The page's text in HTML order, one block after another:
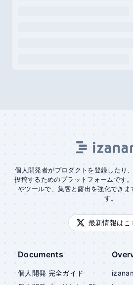
個人開発者がプロダクトを登録したり
投稿するためのプラットフォームです
やツールで、集客と露出を強化でき
す。
最新情報はこ
Documents
個人開発 完全ガイド